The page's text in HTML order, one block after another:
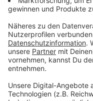
Bürgerbeteiligung
Anzeige
Saerbeck bietet mit
Nahwärmenetz und
Anlaufpunkte für die